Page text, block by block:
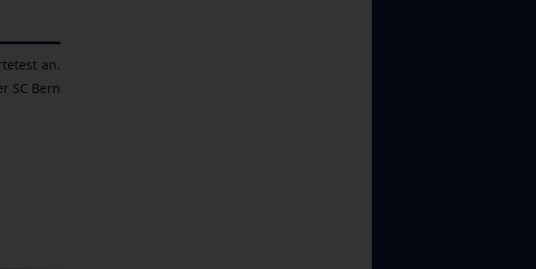
an.
SC Bern